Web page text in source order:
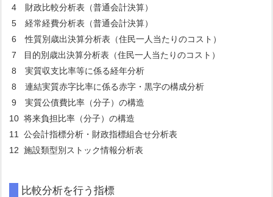
4 財政比較分析表（普通会計決算）
5 経常経費分析表（普通会計決算）
6 性質別歳出決算分析表（住民一人当たりのコスト）
7 目的別歳出決算分析表（住民一人当たりのコスト）
8 実質収支比率等に係る経年分析
8 連結実質赤字比率に係る赤字・黒字の構成分析
9 実質公債費比率（分子）の構造
10 将来負担比率（分子）の構造
11 公会計指標分析・財政指標組合せ分析表
12 施設類型別ストック情報分析表
比較分析を行う指標